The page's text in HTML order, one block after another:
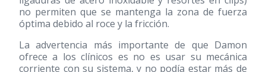
no permiten que se mantenga la zona de fuerza
óptima debido al roce y la fricción.
La advertencia más importante de que Damon
ofrece a los clínicos es no es usar su mecánica
corriente con su sistema, y no podía estar más de